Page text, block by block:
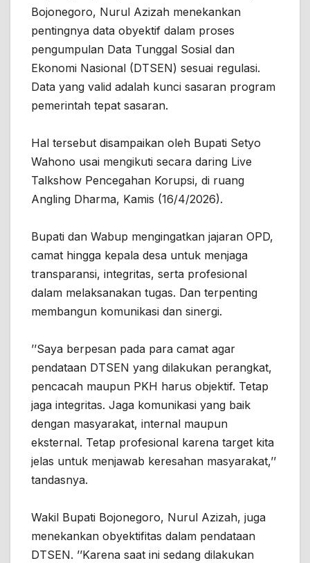
Bojonegoro, Nurul Azizah menekankan
pentingnya data obyektif dalam proses
pengumpulan Data Tunggal Sosial dan
Ekonomi Nasional (DTSEN) sesuai regulasi.
Data yang valid adalah kunci sasaran program
pemerintah tepat sasaran.
Hal tersebut disampaikan oleh Bupati Setyo
Wahono usai mengikuti secara daring Live
Talkshow Pencegahan Korupsi, di ruang
Angling Dharma, Kamis (16/4/2026).
Bupati dan Wabup mengingatkan jajaran OPD,
camat hingga kepala desa untuk menjaga
transparansi, integritas, serta profesional
dalam melaksanakan tugas. Dan terpenting
membangun komunikasi dan sinergi.
’’Saya berpesan pada para camat agar
pendataan DTSEN yang dilakukan perangkat,
pencacah maupun PKH harus objektif. Tetap
jaga integritas. Jaga komunikasi yang baik
dengan masyarakat, internal maupun
eksternal. Tetap profesional karena target kita
jelas untuk menjawab keresahan masyarakat,’’
tandasnya.
Wakil Bupati Bojonegoro, Nurul Azizah, juga
menekankan obyektifitas dalam pendataan
DTSEN. ’’Karena saat ini sedang dilakukan